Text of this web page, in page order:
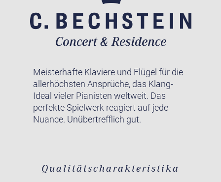
Meisterhafte Klaviere und Flügel für die
allerhöchsten Ansprüche, das Klang-
Ideal vieler Pianisten weltweit. Das
perfekte Spielwerk reagiert auf jede
Nuance. Unübertrefflich gut.
Qualitätscharakteristika